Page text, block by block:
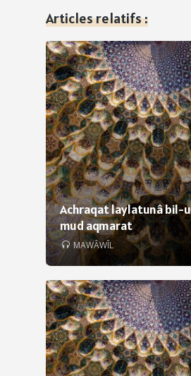
Articles relatifs :
Achraqat laylatunâ bil-
mud aqmarat
MAWÂWÎL